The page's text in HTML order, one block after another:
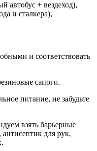
автобус + вездеход),
и сталкера),
и соответствовать
сапоги.
питание, не забудьте
взять барьерные
для рук,